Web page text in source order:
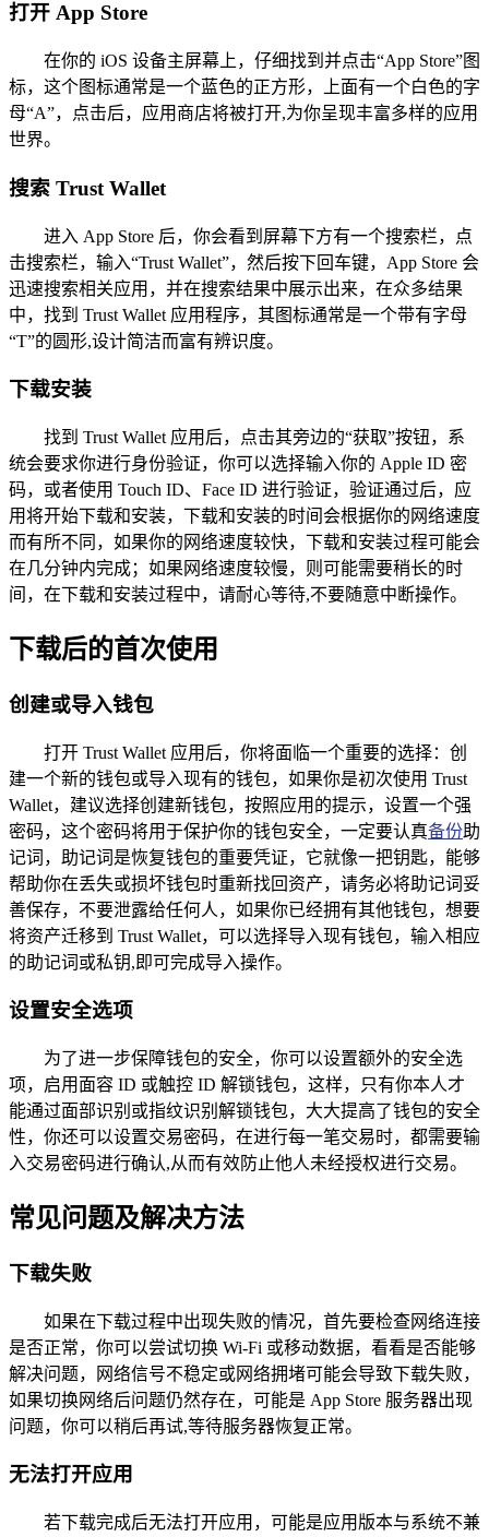
打开 App Store
在你的 iOS 设备主屏幕上，仔细找到并点击“App Store”图
标，这个图标通常是一个蓝色的正方形，上面有一个白色的字
母“A”，点击后，应用商店将被打开,为你呈现丰富多样的应用
世界。
搜索 Trust Wallet
进入 App Store 后，你会看到屏幕下方有一个搜索栏，点
击搜索栏，输入“Trust Wallet”，然后按下回车键，App Store 会
迅速搜索相关应用，并在搜索结果中展示出来，在众多结果
中，找到 Trust Wallet 应用程序，其图标通常是一个带有字母
“T”的圆形,设计简洁而富有辨识度。
下载安装
找到 Trust Wallet 应用后，点击其旁边的“获取”按钮，系
统会要求你进行身份验证，你可以选择输入你的 Apple ID 密
码，或者使用 Touch ID、Face ID 进行验证，验证通过后，应
用将开始下载和安装，下载和安装的时间会根据你的网络速度
而有所不同，如果你的网络速度较快，下载和安装过程可能会
在几分钟内完成；如果网络速度较慢，则可能需要稍长的时
间，在下载和安装过程中，请耐心等待,不要随意中断操作。
下载后的首次使用
创建或导入钱包
打开 Trust Wallet 应用后，你将面临一个重要的选择：创
建一个新的钱包或导入现有的钱包，如果你是初次使用 Trust
Wallet，建议选择创建新钱包，按照应用的提示，设置一个强
密码，这个密码将用于保护你的钱包安全，一定要认真备份助
记词，助记词是恢复钱包的重要凭证，它就像一把钥匙，能够
帮助你在丢失或损坏钱包时重新找回资产，请务必将助记词妥
善保存，不要泄露给任何人，如果你已经拥有其他钱包，想要
将资产迁移到 Trust Wallet，可以选择导入现有钱包，输入相应
的助记词或私钥,即可完成导入操作。
设置安全选项
为了进一步保障钱包的安全，你可以设置额外的安全选
项，启用面容 ID 或触控 ID 解锁钱包，这样，只有你本人才
能通过面部识别或指纹识别解锁钱包，大大提高了钱包的安全
性，你还可以设置交易密码，在进行每一笔交易时，都需要输
入交易密码进行确认,从而有效防止他人未经授权进行交易。
常见问题及解决方法
下载失败
如果在下载过程中出现失败的情况，首先要检查网络连接
是否正常，你可以尝试切换 Wi-Fi 或移动数据，看看是否能够
解决问题，网络信号不稳定或网络拥堵可能会导致下载失败，
如果切换网络后问题仍然存在，可能是 App Store 服务器出现
问题，你可以稍后再试,等待服务器恢复正常。
无法打开应用
若下载完成后无法打开应用，可能是应用版本与系统不兼